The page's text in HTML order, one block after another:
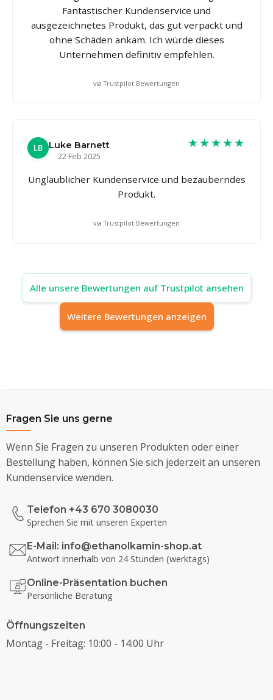
Fantastischer Kundenservice und
ausgezeichnetes Produkt, das gut verpackt und
ohne Schäden ankam. Ich würde dieses
Unternehmen definitiv empfehlen.
via Trustpilot Bewertungen
LB
Luke Barnett
22 Feb 2025
★★★★★
Unglaublicher Kundenservice und bezauberndes
Produkt.
via Trustpilot Bewertungen
Alle unsere Bewertungen auf Trustpilot ansehen
Weitere Bewertungen anzeigen
Fragen Sie uns gerne
Wenn Sie Fragen zu unseren Produkten oder einer
Bestellung haben, können Sie sich jederzeit an unseren
Kundenservice wenden.
Telefon +43 670 3080030
Sprechen Sie mit unseren Experten
E-Mail: info@ethanolkamin-shop.at
Antwort innerhalb von 24 Stunden (werktags)
Online-Präsentation buchen
Persönliche Beratung
Öffnungszeiten
Montag - Freitag: 10:00 - 14:00 Uhr